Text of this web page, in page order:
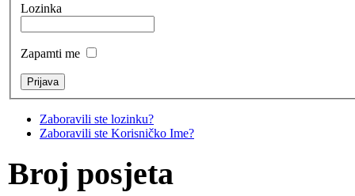
Lozinka
Zapamti me
Zaboravili ste lozinku?
Zaboravili ste Korisničko Ime?
Broj posjeta